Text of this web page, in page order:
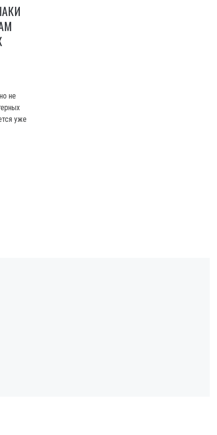
не
уже